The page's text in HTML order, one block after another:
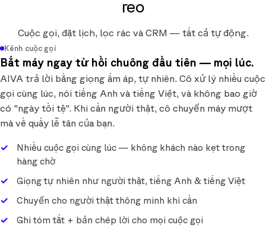
reo
Cuộc gọi, đặt lịch, lọc rác và CRM — tất cả tự động.
Kênh cuộc gọi
Bắt máy ngay từ hồi chuông đầu tiên — mọi lúc.
AIVA trả lời bằng giọng ấm áp, tự nhiên. Cô xử lý nhiều cuộc
gọi cùng lúc, nói tiếng Anh và tiếng Việt, và không bao giờ
có "ngày tồi tệ". Khi cần người thật, cô chuyển máy mượt
mà về quầy lễ tân của bạn.
Nhiều cuộc gọi cùng lúc — không khách nào kẹt trong
hàng chờ
Giọng tự nhiên như người thật, tiếng Anh & tiếng Việt
Chuyển cho người thật thông minh khi cần
Ghi tóm tắt + bản chép lời cho mọi cuộc gọi